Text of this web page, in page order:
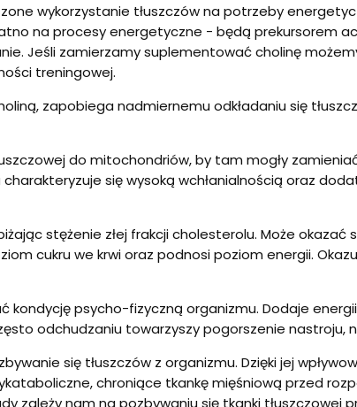
wykorzystanie tłuszczów na potrzeby
na procesy energetyczne - będą prekursorem
Jeśli zamierzamy suplementować cholinę
treningowej.
zapobiega nadmiernemu odkładaniu się
do mitochondriów, by tam mogły
się wysoką wchłanialnością oraz
stężenie złej frakcji cholesterolu. Może okazać
cukru we krwi oraz podnosi poziom energii.
kondycję psycho-fizyczną organizmu. Dodaje
odchudzaniu towarzyszy pogorszenie nastroju,
się tłuszczów z organizmu. Dzięki jej
chroniące tkankę mięśniową przed
zależy nam na pozbywaniu się tkanki tłuszczowej